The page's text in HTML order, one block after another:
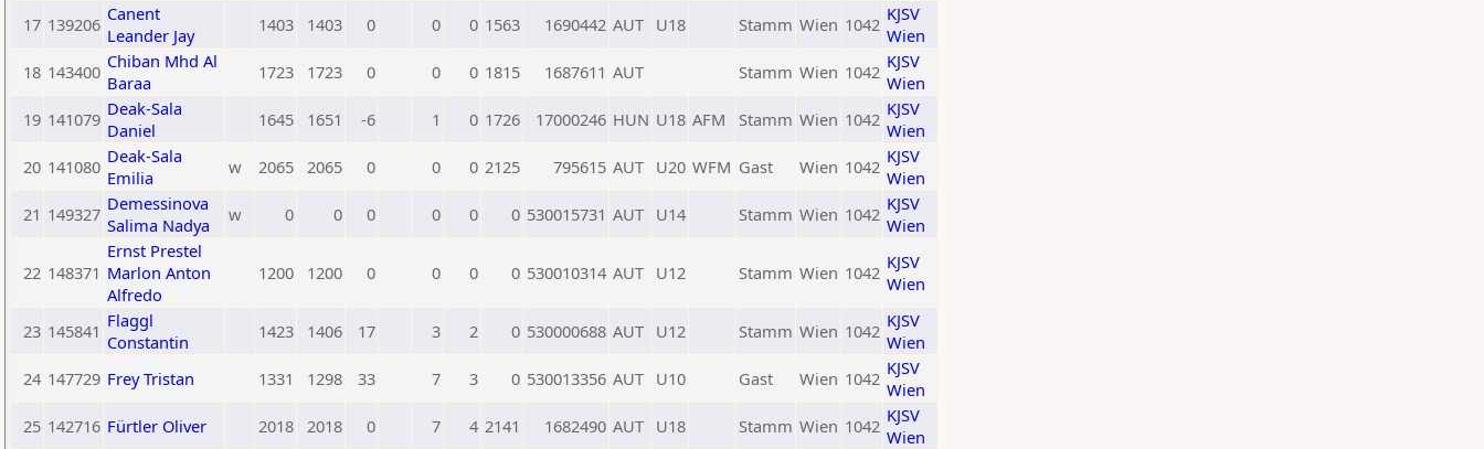
17 139206 Canent
Leander Jay
1403 1403 0 0 0 1563 1690442 AUT U18 Stamm Wien 1042 KJSV
Wien
18 143400 Chiban Mhd Al
Baraa
1723 1723 0 0 0 1815 1687611 AUT Stamm Wien 1042 KJSV
Wien
19 141079 Deak-Sala
Daniel
1645 1651 -6 1 0 1726 17000246 HUN U18 AFM Stamm Wien 1042 KJSV
Wien
20 141080 Deak-Sala
Emilia
w 2065 2065 0 0 0 2125 795615 AUT U20 WFM Gast Wien 1042 KJSV
Wien
21 149327 Demessinova
Salima Nadya
w 0 0 0 0 0 0 530015731 AUT U14 Stamm Wien 1042 KJSV
Wien
22 148371
Ernst Prestel
Marlon Anton
Alfredo
1200 1200 0 0 0 0 530010314 AUT U12 Stamm Wien 1042 KJSV
Wien
23 145841 Flaggl
Constantin
1423 1406 17 3 2 0 530000688 AUT U12 Stamm Wien 1042 KJSV
Wien
24 147729 Frey Tristan 1331 1298 33 7 3 0 530013356 AUT U10 Gast Wien 1042 KJSV
Wien
25 142716 Fürtler Oliver 2018 2018 0 7 4 2141 1682490 AUT U18 Stamm Wien 1042 KJSV
Wien